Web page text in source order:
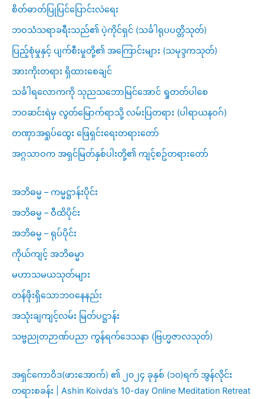
စိတ်ဓာတ်ပြုပြင်ပြောင်းလဲရေး
ဘဝသံသရာခရီးသည်၏ ပဲ့ကိုင်ရှင် (သင်္ခါရုပပတ္တိသုတ်)
ပြည့်စုံမှုနှင့် ပျက်စီးမှုတို့၏ အကြောင်းများ (သမုဒ္ဒကသုတ်)
အားကိုးတရား ရှိထားစေချင်
သင်္ခါရလောကကို သုညသဘောမြင်အောင် ရှုတတ်ပါစေ
ဘဝဆင်းရဲမှ လွတ်မြောက်ရာသို့ လမ်းပြတရား (ပါရာယနဝဂ်)
တဏှာအရှုပ်ထွေး ဖြေရှင်းရေးတရားတော်
အဂ္ဂသာဝက အရှင်မြတ်နှစ်ပါးတို့၏ ကျင့်စဥ်တရားတော်
အဘိဓမ္မ – ကမ္မဋ္ဌာန်းပိုင်း
အဘိဓမ္မ – ဝီထိပိုင်း
အဘိဓမ္မ – ရုပ်ပိုင်း
ကိုယ်ကျင့် အဘိဓမ္မာ
မဟာသမယသုတ်များ
တန်ဖိုးရှိသောဘဝနေနည်း
အသုံးချကျင့်လမ်း မြတ်ပဋ္ဌာန်း
သဗ္ဗညုတဉာဏ်ပညာ ကွန်ရက်ဒေသနာ (ဗြဟ္မဇာလသုတ်)
အရှင်ကောဝိဒ(ဖားအောက်) ၏ ၂၀၂၄ ခုနှစ် (၁၀)ရက် အွန်လိုင်း
တရားစခန်း | Ashin Koivda’s 10-day Online Meditation Retreat